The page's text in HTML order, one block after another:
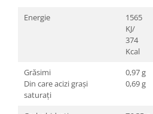
Energie
1565
KJ/
374
Kcal
Grăsimi
Din care acizi grași
saturați
0,97 g
0,69 g